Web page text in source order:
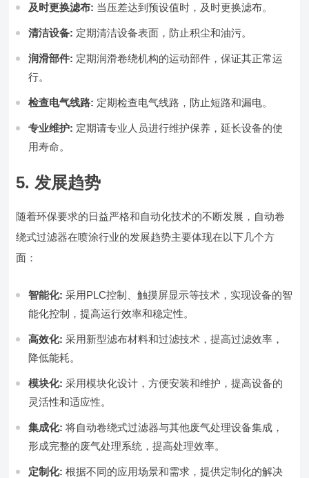
及时更换滤布: 当压差达到预设值时，及时更换滤布。
清洁设备: 定期清洁设备表面，防止积尘和油污。
润滑部件: 定期润滑卷绕机构的运动部件，保证其正常运
行。
检查电气线路: 定期检查电气线路，防止短路和漏电。
专业维护: 定期请专业人员进行维护保养，延长设备的使
用寿命。
5. 发展趋势
随着环保要求的日益严格和自动化技术的不断发展，自动卷
绕式过滤器在喷涂行业的发展趋势主要体现在以下几个方
面：
智能化: 采用PLC控制、触摸屏显示等技术，实现设备的智
能化控制，提高运行效率和稳定性。
高效化: 采用新型滤布材料和过滤技术，提高过滤效率，
降低能耗。
模块化: 采用模块化设计，方便安装和维护，提高设备的
灵活性和适应性。
集成化: 将自动卷绕式过滤器与其他废气处理设备集成，
形成完整的废气处理系统，提高处理效率。
定制化: 根据不同的应用场景和需求，提供定制化的解决